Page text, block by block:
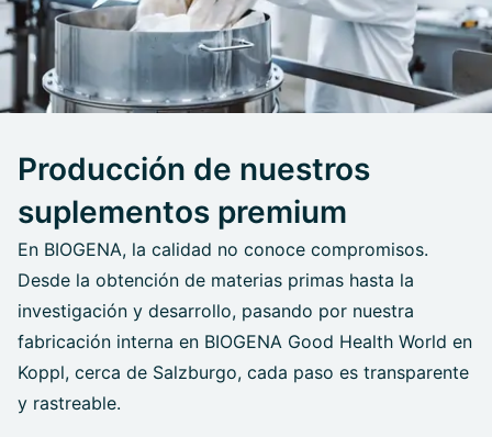
Producción de nuestros
suplementos premium
En BIOGENA, la calidad no conoce compromisos.
Desde la obtención de materias primas hasta la
investigación y desarrollo, pasando por nuestra
fabricación interna en BIOGENA Good Health World en
Koppl, cerca de Salzburgo, cada paso es transparente
y rastreable.